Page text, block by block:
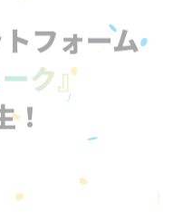
フォーム
ク』
！